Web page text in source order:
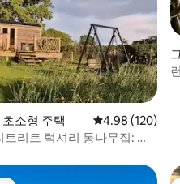
소형 주택 평점 4.98점(5점
4.98 (120)
리트 럭셔리 통나무집: 난